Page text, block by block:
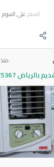
السعر على السوم
منذ 8 ساعات
0534375367